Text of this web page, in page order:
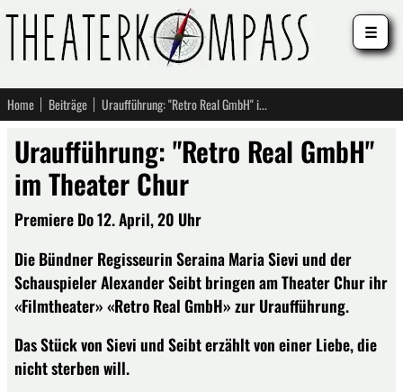
Home Beiträge Uraufführung: "Retro Real GmbH" im Theater Chur
Uraufführung: "Retro Real GmbH"
im Theater Chur
Premiere Do 12. April, 20 Uhr
Die Bündner Regisseurin Seraina Maria Sievi und der
Schauspieler Alexander Seibt bringen am Theater Chur ihr
«Filmtheater» «Retro Real GmbH» zur Uraufführung.
Das Stück von Sievi und Seibt erzählt von einer Liebe, die
nicht sterben will.
☰